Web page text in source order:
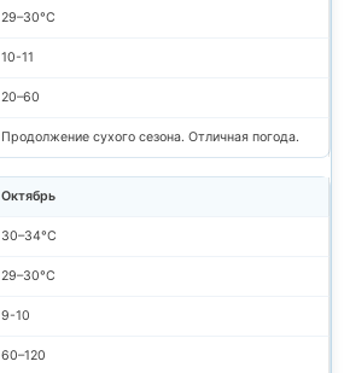
29–30°C
10-11
20–60
Продолжение сухого сезона. Отличная погода.
Октябрь
30–34°C
29–30°C
9-10
60–120